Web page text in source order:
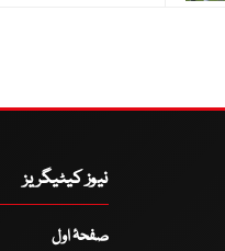
نیوز کیٹیگریز
صفحۂ اول